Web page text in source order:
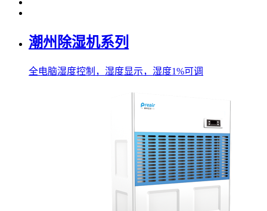
潮州除湿机系列
全电脑湿度控制，湿度显示，湿度1%可调